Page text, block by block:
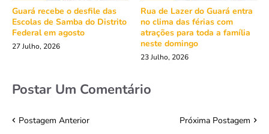
Guará recebe o desfile das
Escolas de Samba do Distrito
Federal em agosto
27 Julho, 2026
Rua de Lazer do Guará entra
no clima das férias com
atrações para toda a família
neste domingo
23 Julho, 2026
Postar Um Comentário
Postagem Anterior Próxima Postagem